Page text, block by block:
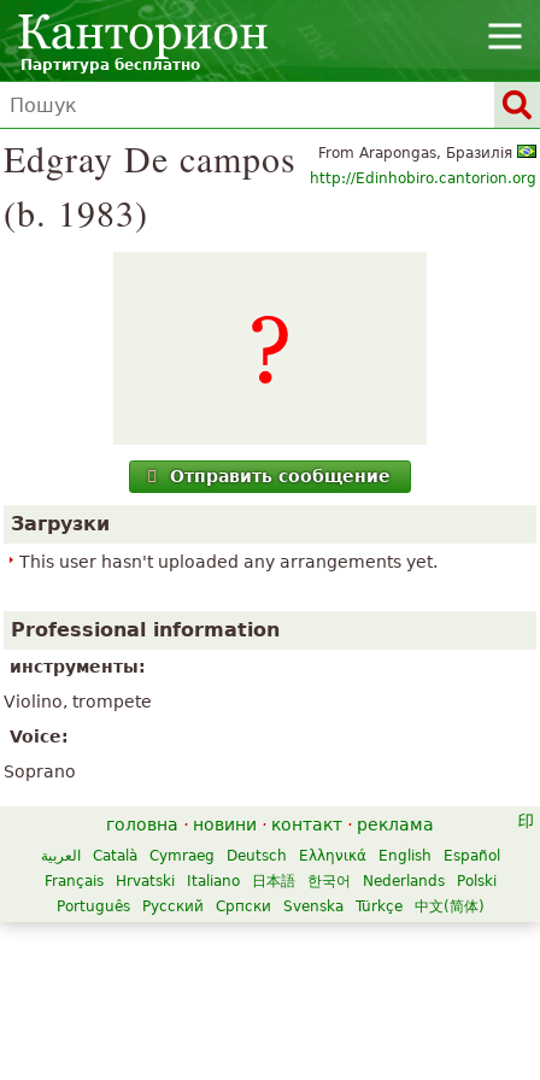
Партитура бесплатно
From Arapongas, Бразилія
http://Edinhobiro.cantorion.org
Edgray De campos
(b. 1983)
Отправить сообщение
Загрузки
This user hasn't uploaded any arrangements yet.
Professional information
инструменты:
Violino, trompete
Voice:
Soprano
головна · новини · контакт · реклама
العربية Català Cymraeg Deutsch Ελληνικά English
Español
Français
Hrvatski Italiano 日本語 한국어 Nederlands
Polski
Português
Русский Српски Svenska Türkçe 中文(简体)